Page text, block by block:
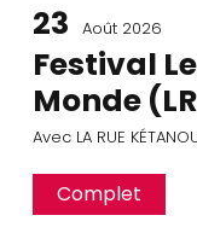
23 Août 2026
Festival
Monde
Avec LA RUE
Complet